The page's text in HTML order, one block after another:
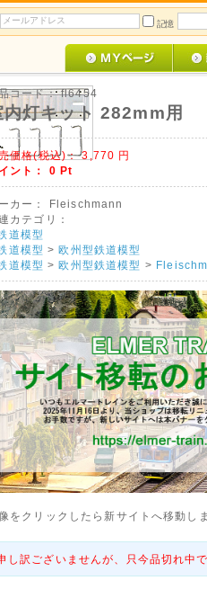
記憶
コード： fl6454
内灯キット 282mm用
価格(税込)： 3,770 円
ント： 0 Pt
カー：
Fleischmann
カテゴリ：
道模型
道模型 >欧州型鉄道模型
道模型 >欧州型鉄道模型 >
をクリックしたら新サイトへ移動し
し訳ございませんが、只今品切れ中で